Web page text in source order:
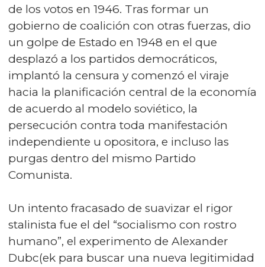
de los votos en 1946. Tras formar un
gobierno de coalición con otras fuerzas, dio
un golpe de Estado en 1948 en el que
desplazó a los partidos democráticos,
implantó la censura y comenzó el viraje
hacia la planificación central de la economía
de acuerdo al modelo soviético, la
persecución contra toda manifestación
independiente u opositora, e incluso las
purgas dentro del mismo Partido
Comunista.
Un intento fracasado de suavizar el rigor
stalinista fue el del “socialismo con rostro
humano”, el experimento de Alexander
Dubc(ek para buscar una nueva legitimidad